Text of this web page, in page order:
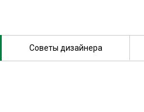
Советы дизайнера